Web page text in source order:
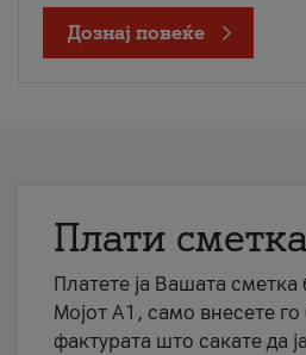
Дознај повеќе
Плати
Платете ја Вашата сметка
Мојот А1, само внесете го
фактурата што сакате да